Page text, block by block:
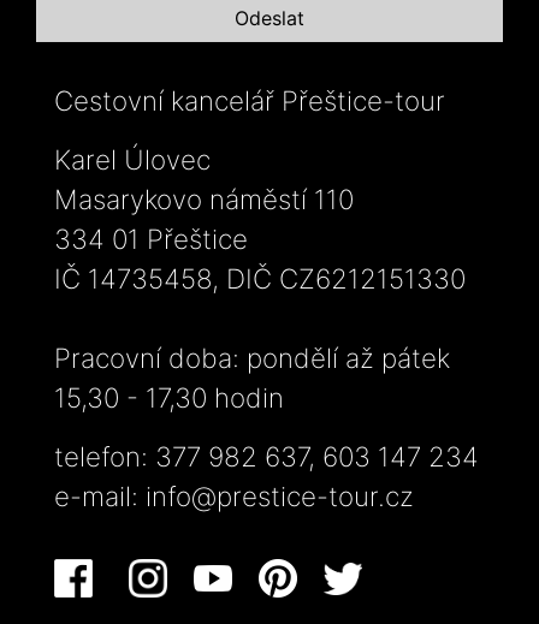
Cestovní kancelář Přeštice-tour
Karel Úlovec
Masarykovo náměstí 110
334 01 Přeštice
IČ 14735458, DIČ CZ6212151330
Pracovní doba: pondělí až pátek
15,30 - 17,30 hodin
telefon: 377 982 637, 603 147 234
e-mail: info@prestice-tour.cz